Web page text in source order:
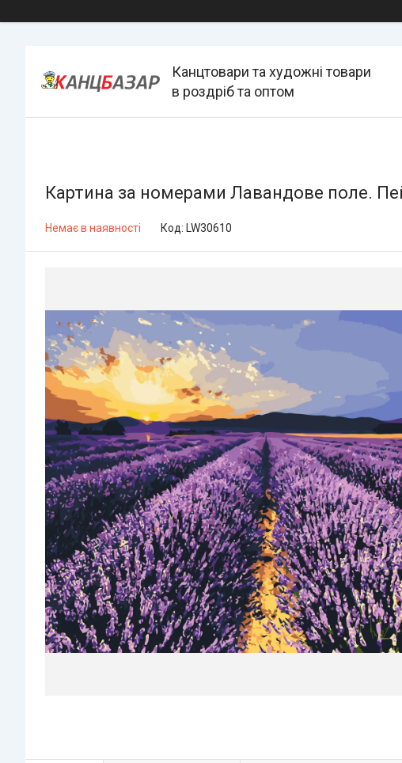
Канцтовари та художні товари
в роздріб та оптом
Картина за номерами Лавандове поле.
Немає в наявності Код: LW30610